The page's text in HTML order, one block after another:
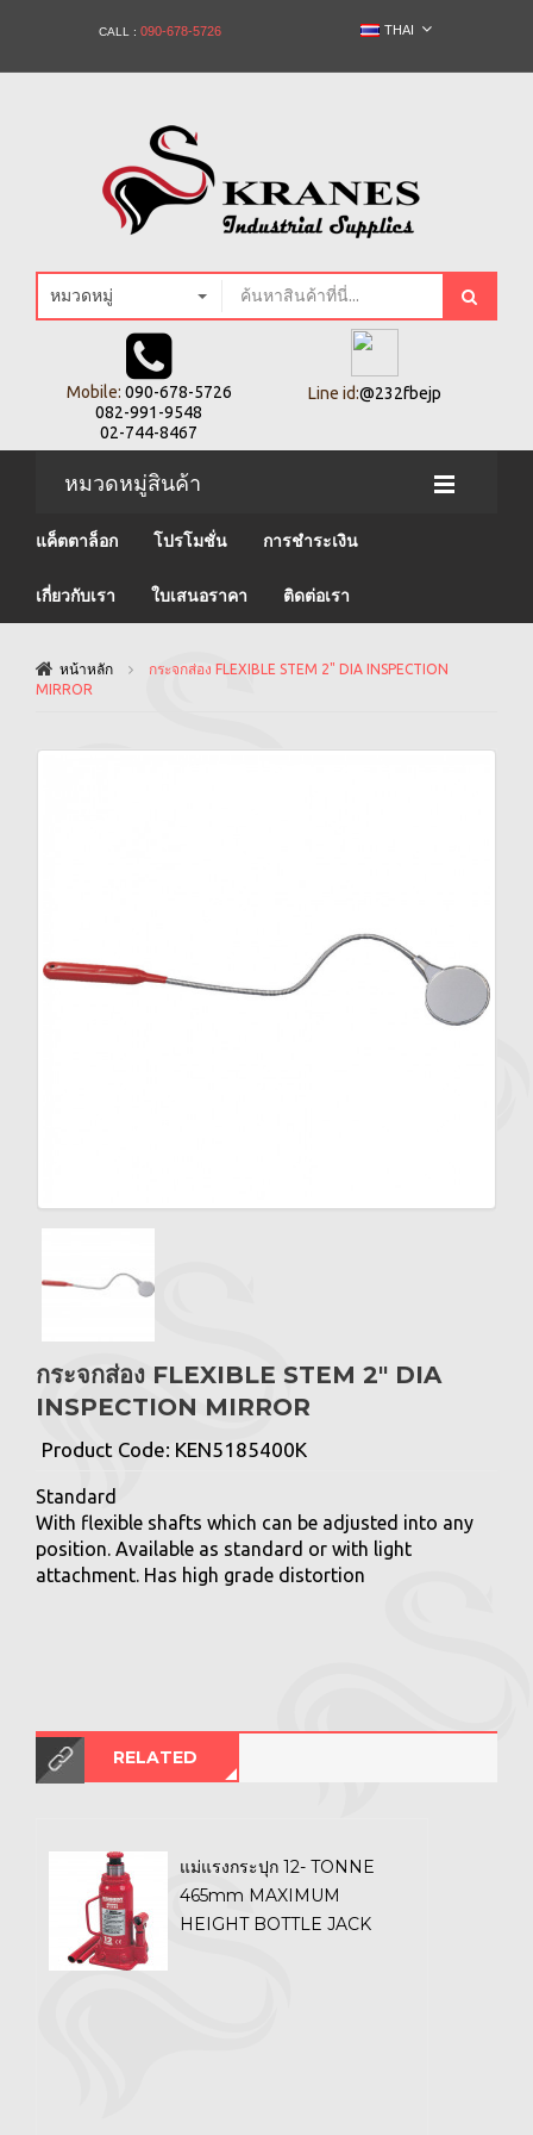
CALL : 090-678-5726 THAI
หมวดหมู่
Mobile: 090-678-5726
082-991-9548
02-744-8467
Line id:@232fbejp
หมวดหมู่สินค้า
แค็ตตาล็อก โปรโมชั่น การชำระเงิน
เกี่ยวกับเรา ใบเสนอราคา ติดต่อเรา
หน้าหลัก
กระจกส่อง FLEXIBLE STEM 2" DIA INSPECTION
MIRROR
กระจกส่อง FLEXIBLE STEM 2" DIA
INSPECTION MIRROR
Product Code: KEN5185400K
Standard
With flexible shafts which can be adjusted into any
position. Available as standard or with light
attachment. Has high grade distortion
RELATED
แม่แรงกระปุก 12- TONNE
465mm MAXIMUM
HEIGHT BOTTLE JACK